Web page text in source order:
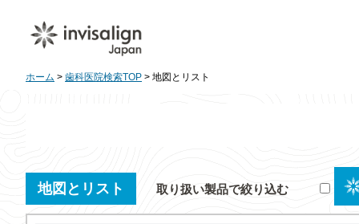
ホーム > 歯科医院検索TOP > 地図とリスト
地図とリスト 取り扱い製品で絞り込む